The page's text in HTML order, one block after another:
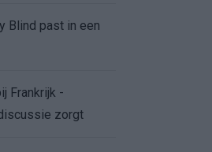
Blind past in een
Frankrijk -
zorgt